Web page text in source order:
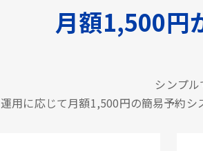
月額1,500円
シンプ
運用に応じて月額1,500円の簡易予約シ